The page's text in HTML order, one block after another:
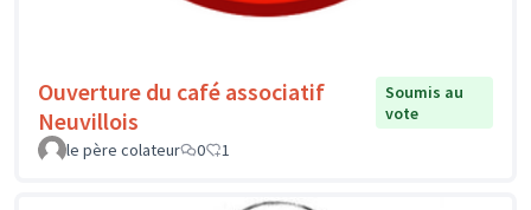
Ouverture du café associatif
Neuvillois
Soumis au
vote
le père colateur
0 1